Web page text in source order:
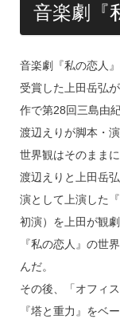
音楽劇『
音楽劇『私の恋人
受賞した上田岳弘
作で第28回三島由
渡辺えりが脚本・
世界観はそのまま
渡辺えりと上田岳
演として上演した
初演）を上田が観
『私の恋人』の世
んだ。
その後、「オフィ
『塔と重力』をベ